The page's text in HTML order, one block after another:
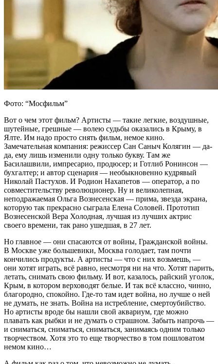
Фото: “Мосфильм”
Вот о чем этот фильм? Артисты — такие легкие, воздушные,
шутейные, грешные — волею судьбы оказались в Крыму, в
Ялте. Им надо просто снять фильм, немое кино.
Замечательная компания: режиссер Сан Саныч Колягин — да-
да, ему лишь изменили одну только букву. Там же
Басилашвили, импресарио, продюсер; и Готлиб Ронинсон —
бухгалтер; и автор сценария — необыкновенно кудрявый
Николай Пастухов. И Родион Нахапетов — оператор, а по
совместительству революционер. Ну и великолепная,
неподражаемая Ольга Вознесенская — прима, звезда экрана,
которую так прекрасно сыграла Елена Соловей. Прототип
Вознесенской Вера Холодная, лучшая из лучших актрис
своего времени, так рано ушедшая, в 27 лет.
Но главное — они спасаются от войны, Гражданской войны.
В Москве уже большевики, Москва голодает, там почти
кончились продукты. А артисты — что с них возьмешь, —
они хотят играть, всё равно, несмотря ни на что. Хотят парить,
летать, снимать свою фильму. И вот, казалось, райский уголок,
Крым, в котором верховодят белые. И так всё классно, чинно,
благородно, спокойно. Где-то там идет война, но лучше о ней
не думать, не знать. Война на истребление, смертоубийство.
Но артисты вроде бы нашли свой аквариум, где можно
плавать как рыбки и не думать о страшном. Забыть напрочь —
и сниматься, сниматься, сниматься, занимаясь одним только
творчеством. Хотя это то еще творчество в том пошловатом
немом кино…